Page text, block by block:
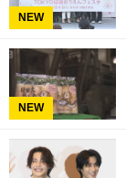
NEW
NEW